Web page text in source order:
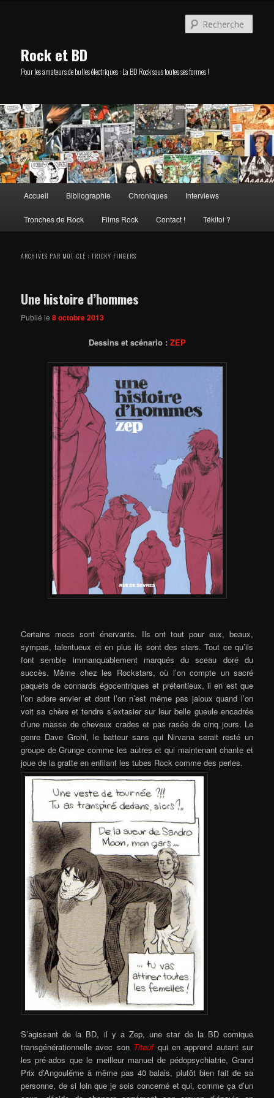
Rock et BD
Pour les amateurs de bulles électriques : La BD Rock sous toutes ses formes !
principal
Accueil Bibliographie Chroniques Interviews
Tronches de Rock Films Rock Contact ! Tékitoi ?
ARCHIVES PAR MOT-CLÉ :TRICKY FINGERS
Une histoire d’hommes
Publié le8 octobre 2013
Dessins et scénario : ZEP
Certains mecs sont énervants. Ils ont tout pour eux, beaux,
sympas, talentueux et en plus ils sont des stars. Tout ce qu’ils
font semble immanquablement marqués du sceau doré du
succès. Même chez les Rockstars, où l’on compte un sacré
paquets de connards égocentriques et prétentieux, il en est que
l’on adore envier et dont l’on n’est même pas jaloux quand l’on
voit sa chère et tendre s’extasier sur leur belle gueule encadrée
d’une masse de cheveux crades et pas rasée de cinq jours. Le
genre Dave Grohl, le batteur sans qui Nirvana serait resté un
groupe de Grunge comme les autres et qui maintenant chante et
joue de la gratte en enfilant les tubes Rock comme des perles.
S’agissant de la BD, il y a Zep, une star de la BD comique
transgénérationnelle avec son Titeuf qui en apprend autant sur
les pré-ados que le meilleur manuel de pédopsychiatrie, Grand
Prix d’Angoulême à même pas 40 balais, plutôt bien fait de sa
personne, de si loin que je sois concerné et qui, comme ça d’un